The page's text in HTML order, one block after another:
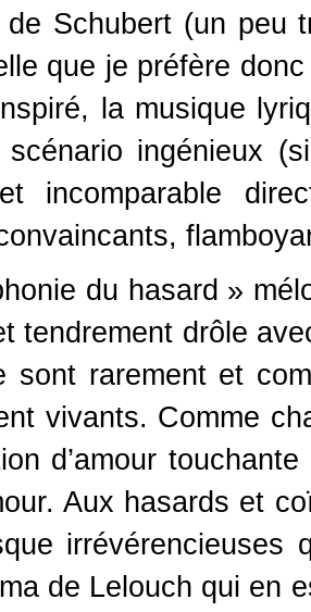
de Schubert (un peu
que je préfère
la musique
ingénieux
et incomparable
du hasard »
tendrement drôle
sont rarement et
vivants. Comme
d’amour
Aux hasards et
de Lelouch qui en